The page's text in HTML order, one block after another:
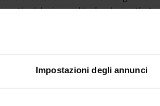
Impostazioni degli annunci
and technologies that